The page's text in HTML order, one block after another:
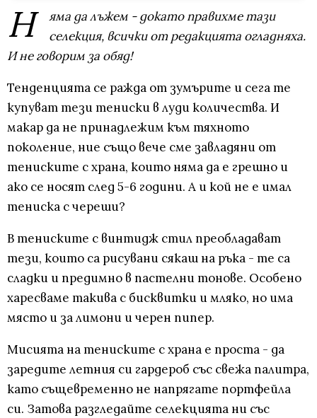
Н
яма да лъжем - докато правихме тази
селекция, всички от редакцията огладняха.
И не говорим за обяд!
Тенденцията се ражда от зумърите и сега те
купуват тези тениски в луди количества. И
макар да не принадлежим към тяхното
поколение, ние също вече сме завладяни от
тениските с храна, които няма да е грешно и
ако се носят след 5-6 години. А и кой не е имал
тениска с череши?
В тениските с винтидж стил преобладават
тези, които са рисувани сякаш на ръка - те са
сладки и предимно в пастелни тонове. Особено
харесваме такива с бисквитки и мляко, но има
място и за лимони и черен пипер.
Мисията на тениските с храна е проста - да
заредите летния си гардероб със свежа палитра,
като същевременно не напрягате портфейла
си. Затова разгледайте селекцията ни със